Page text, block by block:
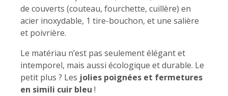
de couverts (couteau, fourchette, cuillère) en
acier inoxydable, 1 tire-bouchon, et une salière
et poivrière.
Le matériau n’est pas seulement élégant et
intemporel, mais aussi écologique et durable. Le
petit plus ? Les jolies poignées et fermetures
en simili cuir bleu !